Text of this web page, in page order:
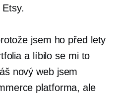
jsem ho před lety
a líbilo se mi to
nový web jsem
platforma, ale